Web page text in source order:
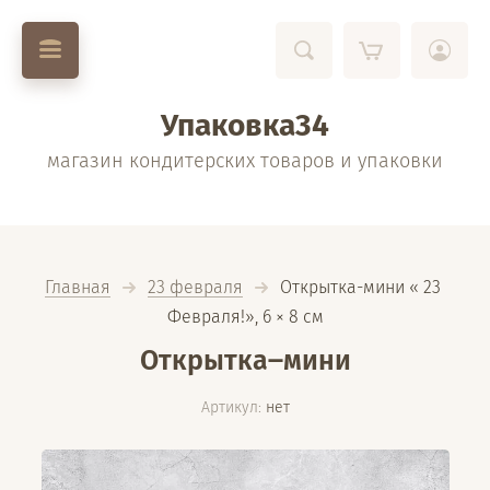
Упаковка34
магазин кондитерских товаров и упаковки
Главная 23 февраля
  Открытка-мини « 23
Февраля!», 6 × 8 см
Открытка‒мини
Артикул: нет